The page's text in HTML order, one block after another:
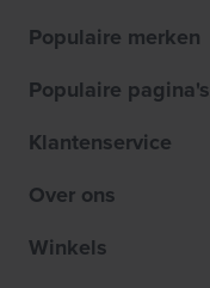
Populaire merken
Populaire pagina's
Klantenservice
Over ons
Winkels